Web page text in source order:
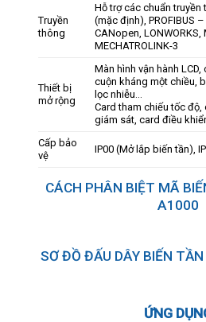
Truyền
thông
Hỗ trợ các chuẩn truyền
(mặc định), PROFIBUS –
CANopen, LONWORKS,
MECHATROLINK-3
Thiết bị
mở rộng
Màn hình vận hành
cuộn kháng một chiều,
lọc nhiễu…
Card tham chiếu tốc
giám sát, card điều
Cấp bảo
vệ
IP00 (Mở lắp biến tần),
CÁCH PHÂN BIỆT MÃ
A1000
SƠ ĐỒ ĐẤU DÂY BIẾN
ỨNG